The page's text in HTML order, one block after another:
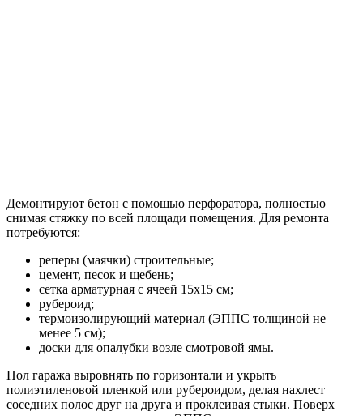
Демонтируют бетон с помощью перфоратора, полностью
снимая стяжку по всей площади помещения. Для ремонта
потребуются:
реперы (маячки) строительные;
цемент, песок и щебень;
сетка арматурная с ячеей 15х15 см;
рубероид;
термоизолирующий материал (ЭППС толщиной не
менее 5 см);
доски для опалубки возле смотровой ямы.
Пол гаража выровнять по горизонтали и укрыть
полиэтиленовой пленкой или рубероидом, делая нахлест
соседних полос друг на друга и проклеивая стыки. Поверх